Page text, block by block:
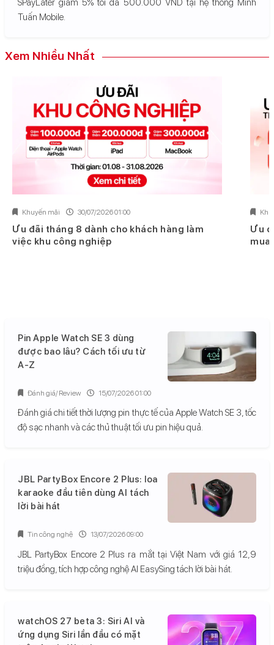
SPayLater giảm 5% tối đa 500.000 VND tại hệ thống Minh
Tuấn Mobile.
Xem Nhiều Nhất
Khuyến mãi 30/07/2026 01:00
Ưu đãi tháng 8 dành cho khách hàng làm
việc khu công nghiệp
Ưu
mua
Pin Apple Watch SE 3 dùng
được bao lâu? Cách tối ưu từ
A-Z
Đánh giá chi tiết thời lượng pin thực tế của Apple Watch SE 3, tốc
độ sạc nhanh và các thủ thuật tối ưu pin hiệu quả.
Đánh giá/ Review 15/07/2026 01:00
JBL PartyBox Encore 2 Plus: loa
karaoke đầu tiên dùng AI tách
lời bài hát
JBL PartyBox Encore 2 Plus ra mắt tại Việt Nam với giá 12,9
triệu đồng, tích hợp công nghệ AI EasySing tách lời bài hát.
Tin công nghệ 13/07/2026 09:00
watchOS 27 beta 3: Siri AI và
ứng dụng Siri lần đầu có mặt